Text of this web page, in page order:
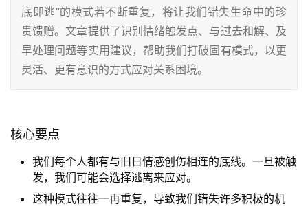
底即逃”的模式若不断重复，将让我们错失生命中的珍
贵馈赠。文章提供了识别情绪触发点、与过去和解、及
早处理问题等实用建议，帮助我们打破固有模式，以更
灵活、更有意识的方式应对关系困境。
核心要点
我们每个人都有与旧日情感创伤相连的底线。一旦被触
发，我们可能会选择逃离来应对。
这种模式往往一再重复，导致我们错失许多积极的机